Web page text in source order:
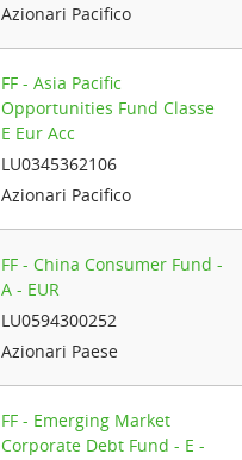
Azionari Pacifico
FF - Asia Pacific
Opportunities Fund Classe
E Eur Acc
LU0345362106
Azionari Pacifico
FF - China Consumer Fund -
A - EUR
LU0594300252
Azionari Paese
FF - Emerging Market
Corporate Debt Fund - E -